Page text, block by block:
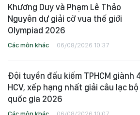
Khương Duy và Phạm Lê Thảo
Nguyên dự giải cờ vua thế giới
Olympiad 2026
Các môn khác 06/08/2026 10:37
Đội tuyển đấu kiếm TPHCM giành
HCV, xếp hạng nhất giải câu lạc bộ
quốc gia 2026